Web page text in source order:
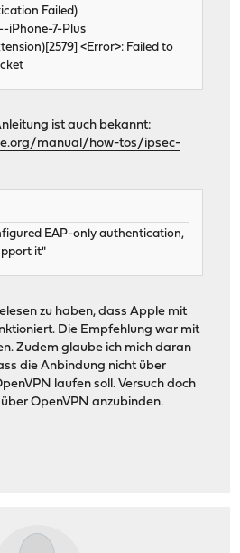
Failed)
iPhone-7-Plus
<Error>: Failed to
ist auch bekannt:
manual/how-tos/ipsec-
EAP-only authentication,
it"
zu haben, dass Apple mit
Die Empfehlung war mit
Zudem glaube ich mich daran
die Anbindung nicht über
laufen soll. Versuch doch
OpenVPN anzubinden.